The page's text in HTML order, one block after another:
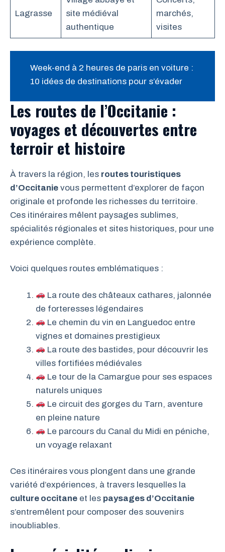
Lagrasse
site médiéval
authentique
marchés,
visites
Week-end à 2 heures de paris en voiture :
10 idées de destinations pour s’évader
Les routes de l’Occitanie :
voyages et découvertes entre
terroir et histoire
À travers la région, les routes touristiques
d’Occitanie vous permettent d’explorer de façon
originale et profonde les richesses du territoire.
Ces itinéraires mêlent paysages sublimes,
spécialités régionales et sites historiques, pour une
expérience complète.
Voici quelques routes emblématiques :
La route des châteaux cathares, jalonnée
de forteresses légendaires
Le chemin du vin en Languedoc entre
vignes et domaines prestigieux
La route des bastides, pour découvrir les
villes fortifiées médiévales
Le tour de la Camargue pour ses espaces
naturels uniques
Le circuit des gorges du Tarn, aventure
en pleine nature
Le parcours du Canal du Midi en péniche,
un voyage relaxant
Ces itinéraires vous plongent dans une grande
variété d’expériences, à travers lesquelles la
culture occitane et les paysages d’Occitanie
s’entremêlent pour composer des souvenirs
inoubliables.